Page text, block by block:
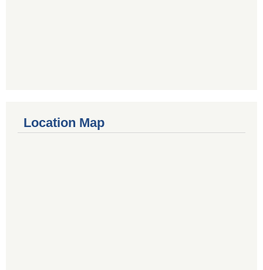
Location Map